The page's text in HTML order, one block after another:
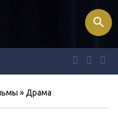
search
» Драма